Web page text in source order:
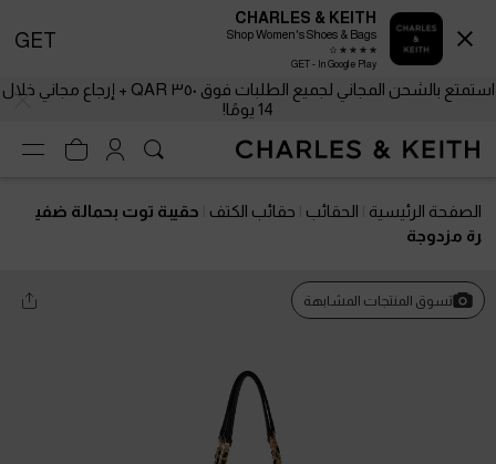
استمتع بالشحن المجاني لجميع الطلبات فوق ٣٥٠ QAR + إرجاع مجاني خلال
14 يومًا!
الصفحة الرئيسية الحقائب حقائب الكتف
حقيبة توت بحمالة ضفي
رة مزدوجة
تسوق المنتجات المشابهة
CHARLES & KEITH
Shop Women's Shoes & Bags
GET - In Google Play
GET